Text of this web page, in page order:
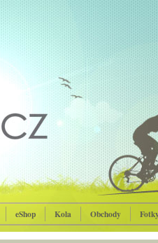
eShop Kola Obchody